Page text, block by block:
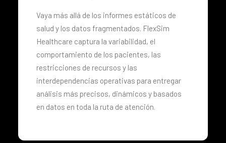
Vaya más allá de los informes estáticos de
salud y los datos fragmentados. FlexSim
Healthcare captura la variabilidad, el
comportamiento de los pacientes, las
restricciones de recursos y las
interdependencias operativas para entregar
análisis más precisos, dinámicos y basados
en datos en toda la ruta de atención.